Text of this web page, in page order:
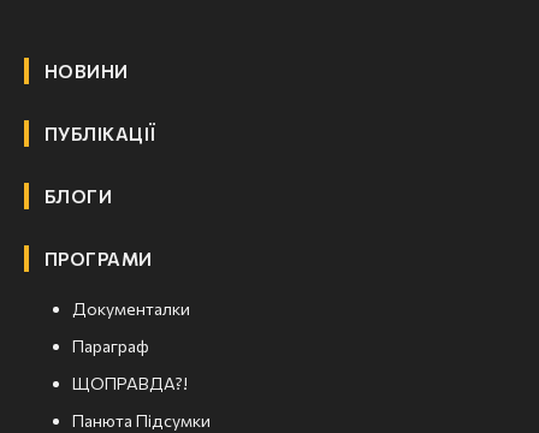
НОВИНИ
ПУБЛІКАЦІЇ
БЛОГИ
ПРОГРАМИ
Документалки
Параграф
ЩОПРАВДА?!
Панюта Підсумки